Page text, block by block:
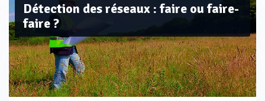
Détection des réseaux : faire ou faire-
faire ?